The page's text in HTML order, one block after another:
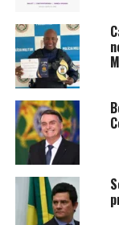
pela excelência
apresentam”,
proporcionar à
celebração tão
Sobre Maiara &
Maiara & Maraísa
conhecida por
cativante. As
música
habilidades